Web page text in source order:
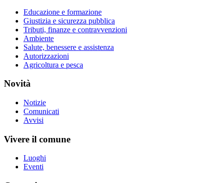
Educazione e formazione
Giustizia e sicurezza pubblica
Tributi, finanze e contravvenzioni
Ambiente
Salute, benessere e assistenza
Autorizzazioni
Agricoltura e pesca
Novità
Notizie
Comunicati
Avvisi
Vivere il comune
Luoghi
Eventi